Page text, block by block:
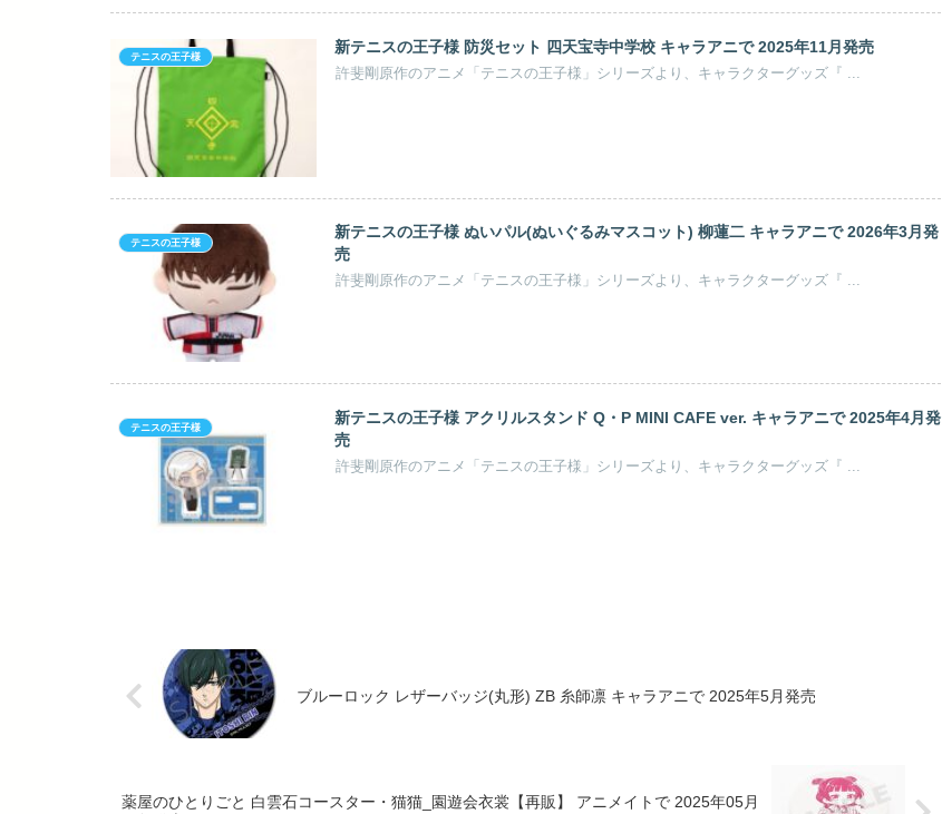
テニスの王子様
新テニスの王子様 防災セット 四天宝寺中学校 キャラアニで 2025年11月発売
許斐剛原作のアニメ「テニスの王子様」シリーズより、キャラクターグッズ『 ...
テニスの王子様
新テニスの王子様 ぬいパル(ぬいぐるみマスコット) 柳蓮二 キャラアニで 2026年3月発
売
許斐剛原作のアニメ「テニスの王子様」シリーズより、キャラクターグッズ『 ...
テニスの王子様
新テニスの王子様 アクリルスタンド Q・P MINI CAFE ver. キャラアニで 2025年4月発
売
ブルーロック レザーバッジ(丸形) ZB 糸師凛 キャラアニで 2025年5月発売
薬屋のひとりごと 白雲石コースター・猫猫_園遊会衣裳【再販】 アニメイトで 2025年05月